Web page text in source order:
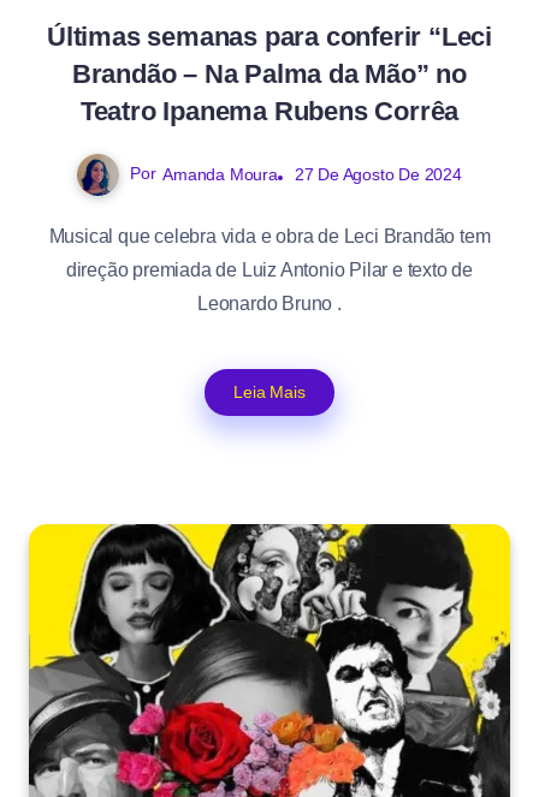
Últimas semanas para conferir “Leci
Brandão – Na Palma da Mão” no
Teatro Ipanema Rubens Corrêa
Por Amanda Moura 27 De Agosto De 2024
Musical que celebra vida e obra de Leci Brandão tem
direção premiada de Luiz Antonio Pilar e texto de
Leonardo Bruno .
Leia Mais